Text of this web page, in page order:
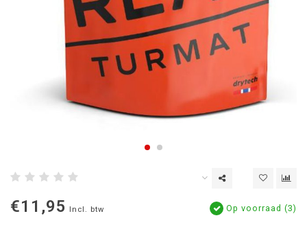
€11,95 Incl. btw Op voorraad (3)